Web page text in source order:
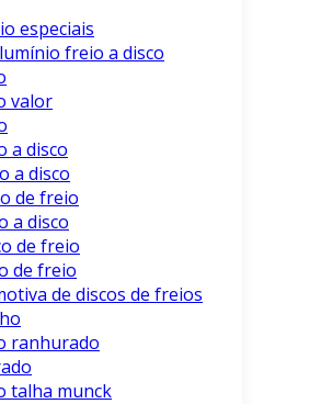
especiais
freio a disco
valor
a disco
a disco
de freio
a disco
de freio
de freio
de discos de freios
ranhurado
talha munck